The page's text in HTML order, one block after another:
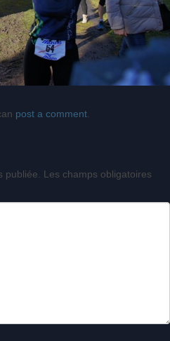
post a comment
publiée.
Les champs obligatoires